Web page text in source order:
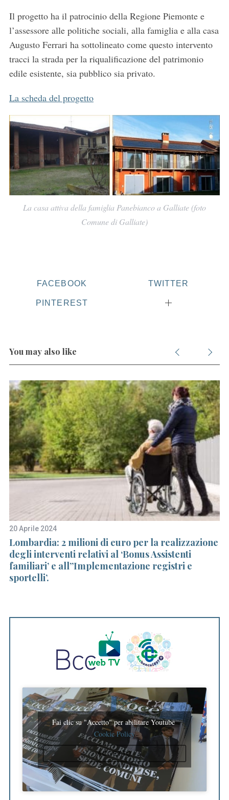
Il progetto ha il patrocinio della Regione Piemonte e
l’assessore alle politiche sociali, alla famiglia e alla casa
Augusto Ferrari ha sottolineato come questo intervento
tracci la strada per la riqualificazione del patrimonio
edile esistente, sia pubblico sia privato.
La scheda del progetto
La casa attiva della famiglia Panebianco a Galliate (foto
Comune di Galliate)
FACEBOOK TWITTER
PINTEREST
You may also like
20 Aprile 2024
Lombardia: 2 milioni di euro per la realizzazione
degli interventi relativi al ‘Bonus Assistenti
familiari’ e all”Implementazione registri e
sportelli’.
Fai clic su "Accetto" per abilitare Youtube
Cookie Policy
ACCETTO
S
e
r
c
h
f
o
r
: